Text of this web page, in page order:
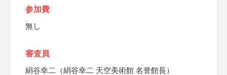
参加費
無し
審査員
絹谷幸二（絹谷幸二 天空美術館 名誉館長）